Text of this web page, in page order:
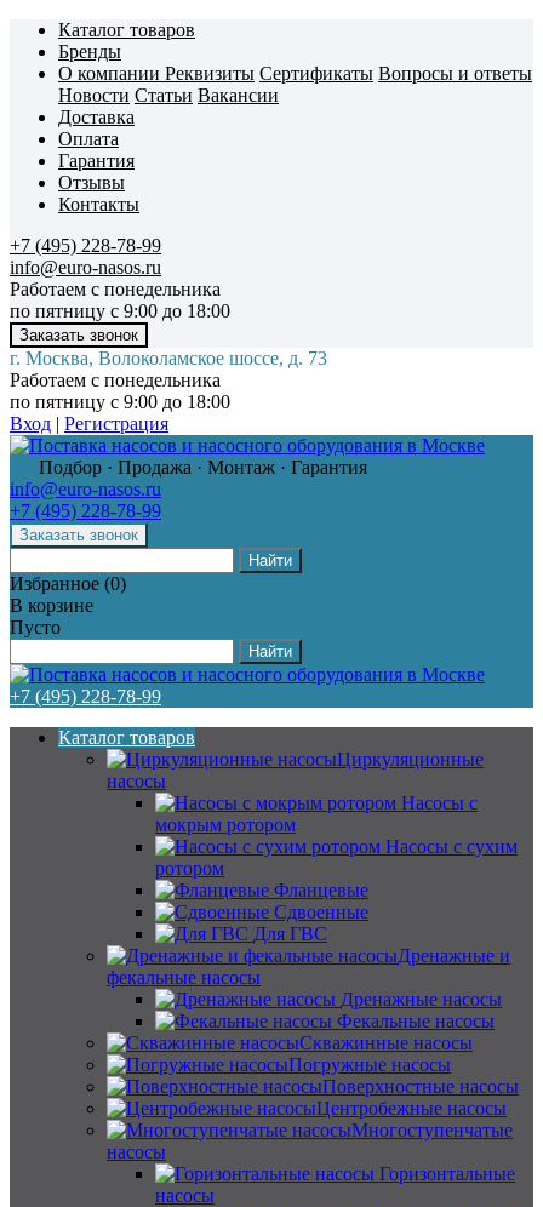
Каталог товаров
Бренды
О компании Реквизиты Сертификаты Вопросы и ответы
Новости Статьи Вакансии
Доставка
Оплата
Гарантия
Отзывы
Контакты
+7 (495) 228-78-99
info@euro-nasos.ru
Работаем с понедельника
по пятницу с 9:00 до 18:00
г. Москва, Волоколамское шоссе, д. 73
Работаем с понедельника
по пятницу с 9:00 до 18:00
Вход | Регистрация
Подбор · Продажа · Монтаж · Гарантия
info@euro-nasos.ru
+7 (495) 228-78-99
Избранное (0)
В корзине
Пусто
+7 (495) 228-78-99
Каталог товаров
Циркуляционные
насосы
Насосы с
мокрым ротором
Насосы с сухим
ротором
Фланцевые
Сдвоенные
Для ГВС
Дренажные и
фекальные насосы
Дренажные насосы
Фекальные насосы
Скважинные насосы
Погружные насосы
Поверхностные насосы
Центробежные насосы
Многоступенчатые
насосы
Горизонтальные
насосы